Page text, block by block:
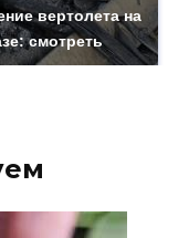
вертолета на
смотреть